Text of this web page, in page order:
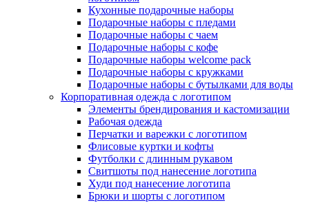
Кухонные подарочные наборы
Подарочные наборы с пледами
Подарочные наборы с чаем
Подарочные наборы с кофе
Подарочные наборы welcome pack
Подарочные наборы с кружками
Подарочные наборы с бутылками для воды
Корпоративная одежда с логотипом
Элементы брендирования и кастомизации
Рабочая одежда
Перчатки и варежки с логотипом
Флисовые куртки и кофты
Футболки с длинным рукавом
Свитшоты под нанесение логотипа
Худи под нанесение логотипа
Брюки и шорты с логотипом